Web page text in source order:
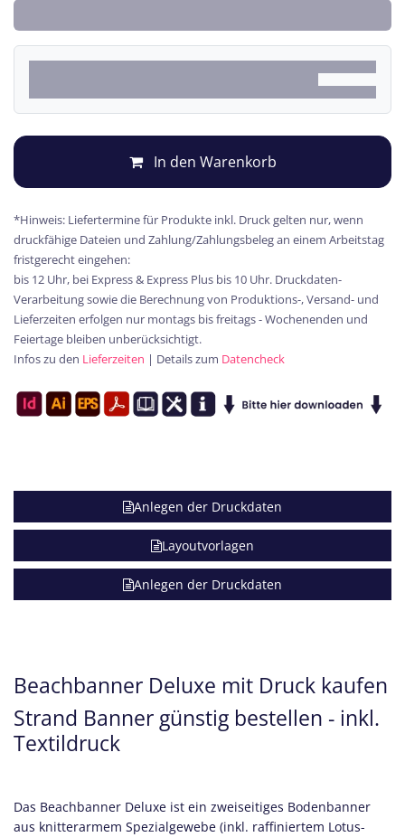
In den Warenkorb
*Hinweis: Liefertermine für Produkte inkl. Druck gelten nur, wenn
druckfähige Dateien und Zahlung/Zahlungsbeleg an einem Arbeitstag
fristgerecht eingehen:
bis 12 Uhr, bei Express & Express Plus bis 10 Uhr. Druckdaten-
Verarbeitung sowie die Berechnung von Produktions-, Versand- und
Lieferzeiten erfolgen nur montags bis freitags - Wochenenden und
Feiertage bleiben unberücksichtigt.
Infos zu den Lieferzeiten | Details zum Datencheck
Anlegen der Druckdaten
Layoutvorlagen
Anlegen der Druckdaten
Beachbanner Deluxe mit Druck kaufen
Strand Banner günstig bestellen - inkl.
Textildruck
Das Beachbanner Deluxe ist ein zweiseitiges Bodenbanner
aus knitterarmem Spezialgewebe (inkl. raffiniertem Lotus-